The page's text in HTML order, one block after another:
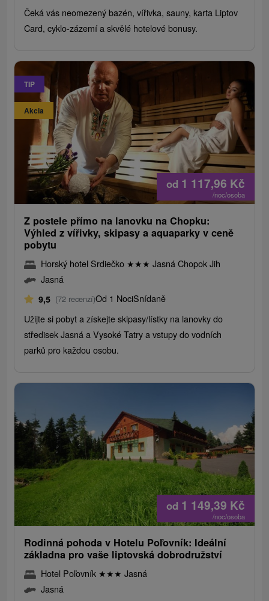
Čeká vás neomezený bazén, vířivka, sauny, karta Liptov
Card, cyklo-zázemí a skvělé hotelové bonusy.
TIP
Akcia
od 1 117,96 Kč
/noc/osoba
Z postele přímo na lanovku na Chopku:
Výhled z vířivky, skipasy a aquaparky v ceně
pobytu
Horský hotel Srdiečko ★★★ Jasná Chopok Jih
Jasná
9,5 (72 recenzí)Od 1 NociSnídaně
Užijte si pobyt a získejte skipasy/lístky na lanovky do
středisek Jasná a Vysoké Tatry a vstupy do vodních
parků pro každou osobu.
od 1 149,39 Kč
/noc/osoba
Rodinná pohoda v Hotelu Poľovník: Ideální
základna pro vaše liptovská dobrodružství
Hotel Poľovník ★★★ Jasná
Jasná